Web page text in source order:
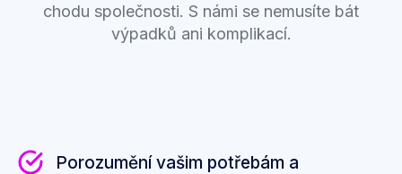
chodu společnosti. S námi se nemusíte bát
výpadků ani komplikací.
Porozumění vašim potřebám a